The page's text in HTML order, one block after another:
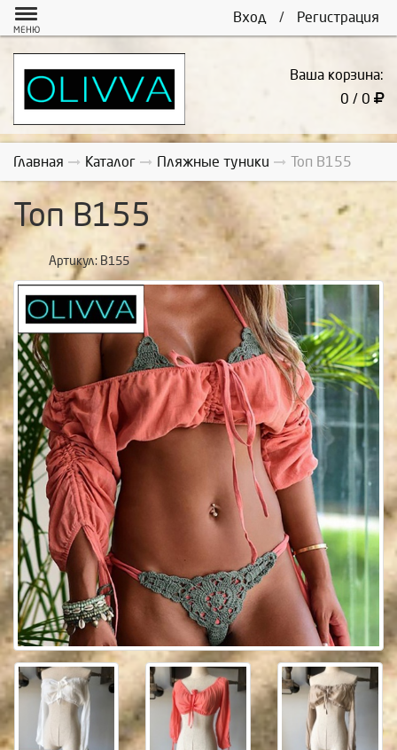
Вход / Регистрация
МЕНЮ
Ваша корзина:
0 / 0
Главная Каталог Пляжные туники Топ В155
Топ В155
Артикул: В155